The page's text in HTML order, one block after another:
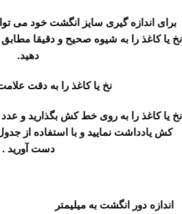
برای اندازه گیری سایز انگشت خود می
نخ یا کاغذ را به شیوه صحیح و دقیقا
دهید.
نخ یا کاغذ را به دقت
نخ یا کاغذ را به روی خط کش بگذارید و
کش یادداشت نمایید و با استفاده از
دست آورید .
اندازه دور انگشت به میلیمتر